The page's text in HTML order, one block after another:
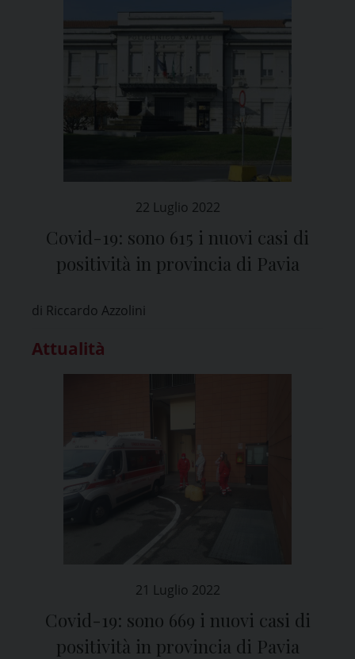
22 Luglio 2022
Covid-19: sono 615 i nuovi casi di
positività in provincia di Pavia
di Riccardo Azzolini
Attualità
21 Luglio 2022
Covid-19: sono 669 i nuovi casi di
positività in provincia di Pavia